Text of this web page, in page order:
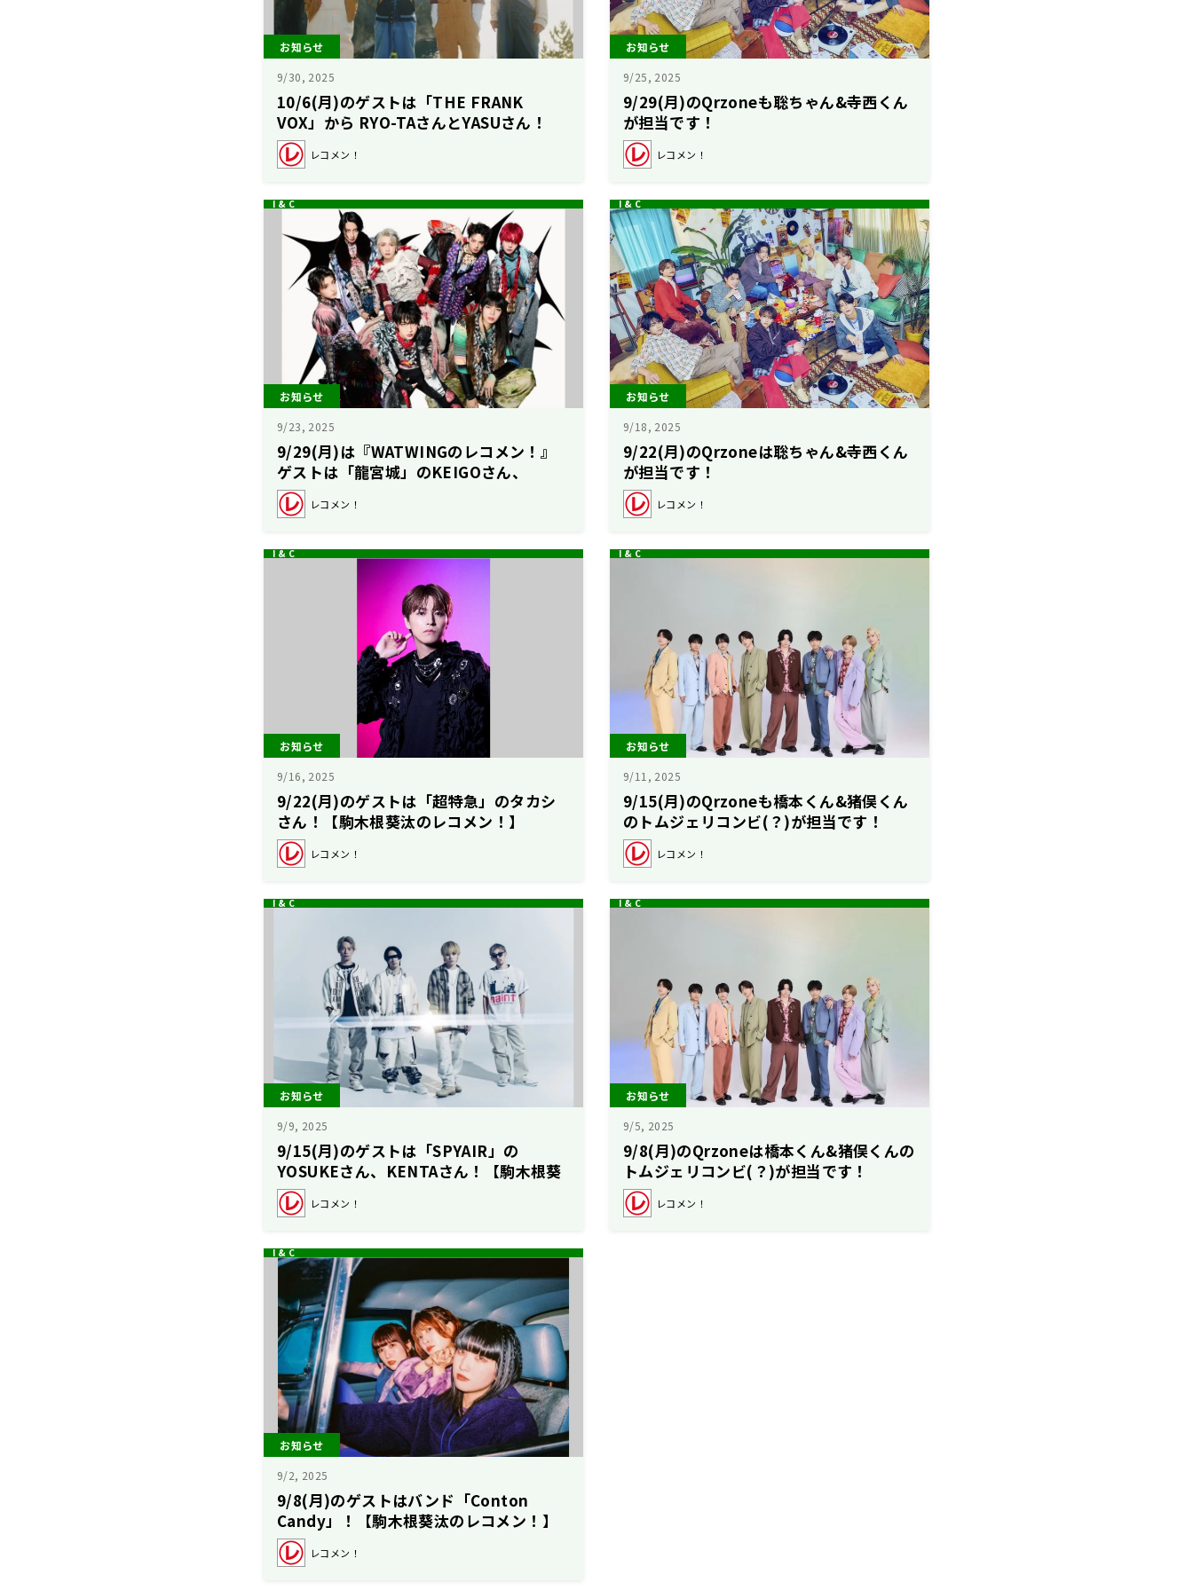
お知らせ
9/30, 2025
10/6(月)のゲストは「THE FRANK
VOX」から RYO-TAさんとYASUさん！
【駒木根葵汰のレコメン！】
レコメン！
お知らせ
9/25, 2025
9/29(月)のQrzoneも聡ちゃん&寺西くん
が担当です！
レコメン！
お知らせ
9/23, 2025
9/29(月)は『WATWINGのレコメン！』
ゲストは「龍宮城」のKEIGOさん、
ITARUさん！【駒木根葵汰のレコメ
ン！】レコメン！
お知らせ
9/18, 2025
9/22(月)のQrzoneは聡ちゃん&寺西くん
が担当です！
レコメン！
お知らせ
9/16, 2025
9/22(月)のゲストは「超特急」のタカシ
さん！【駒木根葵汰のレコメン！】
レコメン！
お知らせ
9/11, 2025
9/15(月)のQrzoneも橋本くん&猪俣くん
のトムジェリコンビ(？)が担当です！
レコメン！
お知らせ
9/9, 2025
9/15(月)のゲストは「SPYAIR」の
YOSUKEさん、KENTAさん！【駒木根葵
汰のレコメン！】
レコメン！
お知らせ
9/5, 2025
9/8(月)のQrzoneは橋本くん&猪俣くんの
トムジェリコンビ(？)が担当です！
レコメン！
お知らせ
9/2, 2025
9/8(月)のゲストはバンド「Conton
Candy」！【駒木根葵汰のレコメン！】
レコメン！